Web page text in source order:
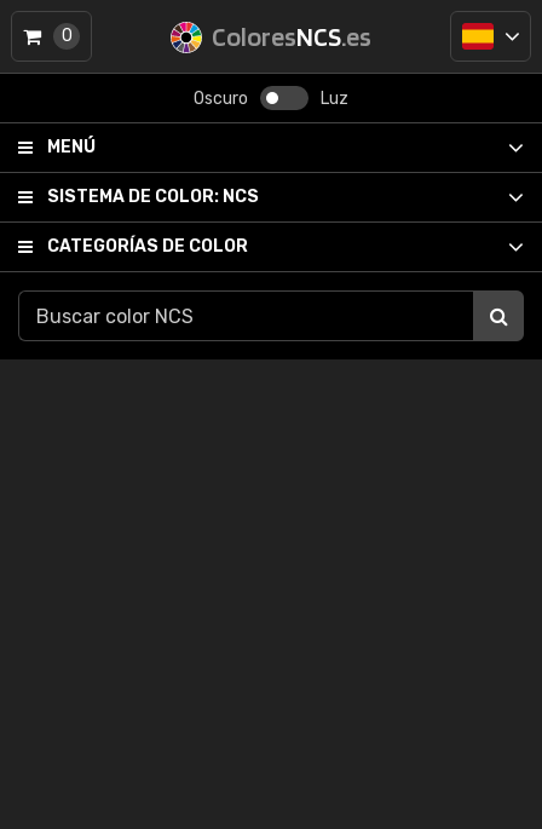
ColoresNCS.es
Oscuro Luz
MENÚ
SISTEMA DE COLOR: NCS
CATEGORÍAS DE COLOR
0